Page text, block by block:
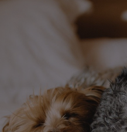
페이코 라이